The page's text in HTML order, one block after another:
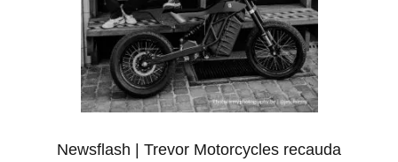
Newsflash | Trevor Motorcycles recauda